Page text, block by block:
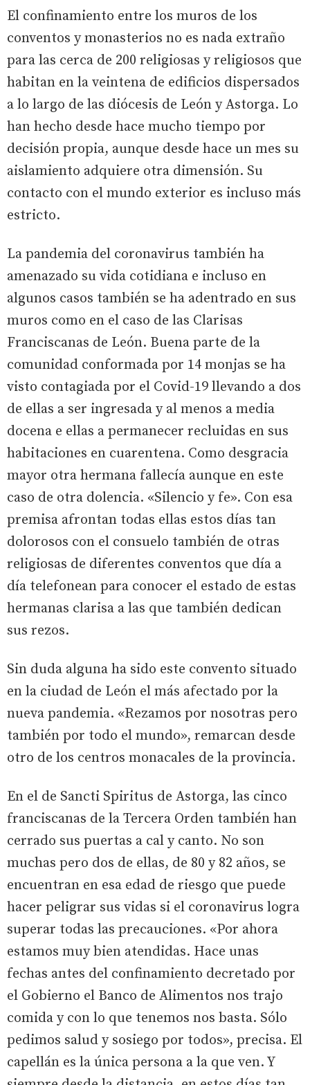
El confinamiento entre los muros de los
conventos y monasterios no es nada extraño
para las cerca de 200 religiosas y religiosos que
habitan en la veintena de edificios dispersados
a lo largo de las diócesis de León y Astorga. Lo
han hecho desde hace mucho tiempo por
decisión propia, aunque desde hace un mes su
aislamiento adquiere otra dimensión. Su
contacto con el mundo exterior es incluso más
estricto.
La pandemia del coronavirus también ha
amenazado su vida cotidiana e incluso en
algunos casos también se ha adentrado en sus
muros como en el caso de las Clarisas
Franciscanas de León. Buena parte de la
comunidad conformada por 14 monjas se ha
visto contagiada por el Covid-19 llevando a dos
de ellas a ser ingresada y al menos a media
docena e ellas a permanecer recluidas en sus
habitaciones en cuarentena. Como desgracia
mayor otra hermana fallecía aunque en este
caso de otra dolencia. «Silencio y fe». Con esa
premisa afrontan todas ellas estos días tan
dolorosos con el consuelo también de otras
religiosas de diferentes conventos que día a
día telefonean para conocer el estado de estas
hermanas clarisa a las que también dedican
sus rezos.
Sin duda alguna ha sido este convento situado
en la ciudad de León el más afectado por la
nueva pandemia. «Rezamos por nosotras pero
también por todo el mundo», remarcan desde
otro de los centros monacales de la provincia.
En el de Sancti Spiritus de Astorga, las cinco
franciscanas de la Tercera Orden también han
cerrado sus puertas a cal y canto. No son
muchas pero dos de ellas, de 80 y 82 años, se
encuentran en esa edad de riesgo que puede
hacer peligrar sus vidas si el coronavirus logra
superar todas las precauciones. «Por ahora
estamos muy bien atendidas. Hace unas
fechas antes del confinamiento decretado por
el Gobierno el Banco de Alimentos nos trajo
comida y con lo que tenemos nos basta. Sólo
pedimos salud y sosiego por todos», precisa. El
capellán es la única persona a la que ven. Y